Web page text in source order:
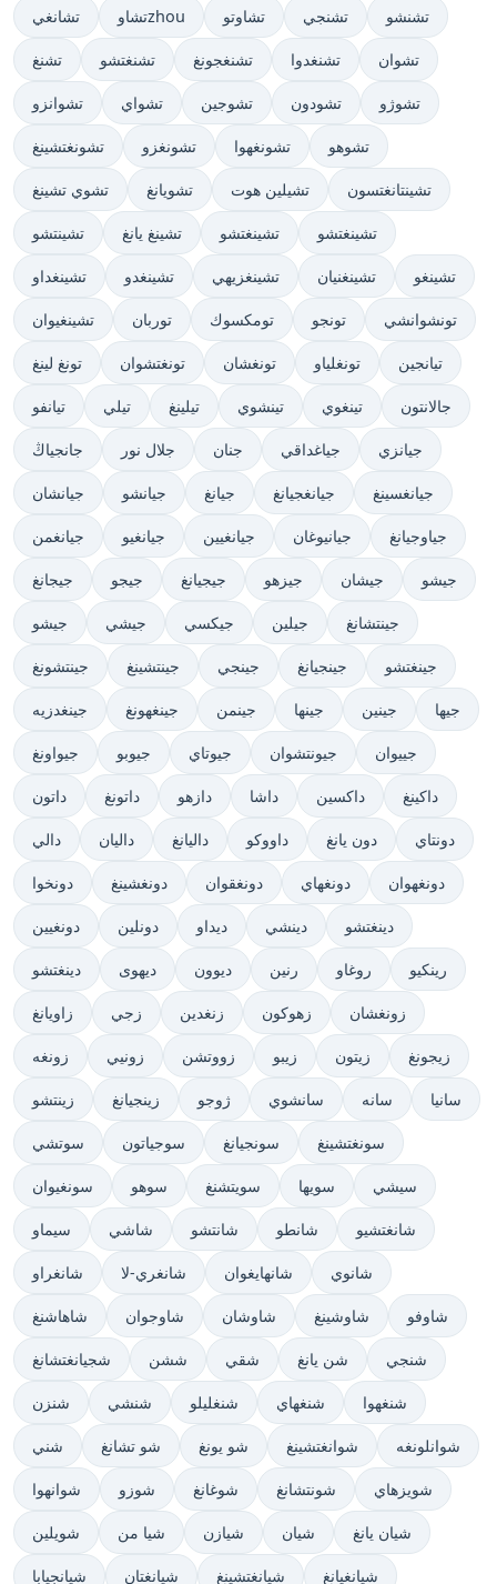
تشانغي تشاوzhou تشاوتو تشنجي تشنشو
تشنغ تشنغتشو تشنغجونغ تشنغدوا تشوان
تشوانزو تشواي تشوجين تشودون تشوژو
تشونغتشينغ تشونغزو تشونغهوا تشوهو
تشوي تشينغ تشويانغ تشيلين هوت تشينتانغتسون
تشينتشو تشينغ يانغ تشينغتشو تشينغتشو
تشينغداو تشينغدو تشينغزيهي تشينغنيان تشينغو
تشينغيوان توربان تومكسوك تونجو تونشوانشي
تونغ لينغ تونغتشوان تونغشان تونغلياو تيانجين
تيانفو تيلي تيلينغ تينشوي تينغوي جالانتون
جانجياڭ جلال نور جنان جياغداقي جيانزي
جيانشان جيانشو جيانغ جيانغجيانغ جيانغسينغ
جيانغمن جيانغيو جيانغيين جيانيوغان جياوجيانغ
جيجانغ جيجو جيجيانغ جيزهو جيشان جيشو
جيشو جيشي جيكسي جيلين جينتشانغ
جينتشونغ جينتشينغ جينجي جينجيانغ جينغتشو
جينغدزيه جينغهونغ جينمن جينها جينين جيها
جيواونغ جيوبو جيوتاي جيونتشوان جييوان
داتون داتونغ دازهو داشا داكسين داكينغ
دالي داليان داليانغ داووكو دون يانغ دونتاي
دونخوا دونغشينغ دونغقوان دونغهاي دونغهوان
دونغيين دونلين ديداو دينشي دينغتشو
دينغتشو ديهوى ديوون رنين روغاو رينكيو
زاويانغ زجي زنغدين زهوكون زونغشان
زونغه زونيي زووتشن زيبو زيتون زيجونغ
زينتشو زينجيانغ ژوجو سانشوي سانه سانيا
سوتشي سوجياتون سونجيانغ سونغتشينغ
سونغيوان سوهو سويتشنغ سويها سيشي
سيماو شاشي شانتشو شانطو شانغتشيو
شانغراو شانغري-لا شانهايغوان شانوي
شاهاشنغ شاوجوان شاوشان شاوشينغ شاوفو
شجيانغتشانغ ششن شقي شن يانغ شنجي
شنزن شنشي شنغليلو شنغهاي شنغهوا
شني شو تشانغ شو يونغ شوانغتشينغ شوانلونغه
شوانهوا شوزو شوغانغ شونتشانغ شويزهاي
شويلين شيا من شيازن شيان شيان يانغ
شيانجيابا شيانغتان شيانغتشينغ شيانغيانغ